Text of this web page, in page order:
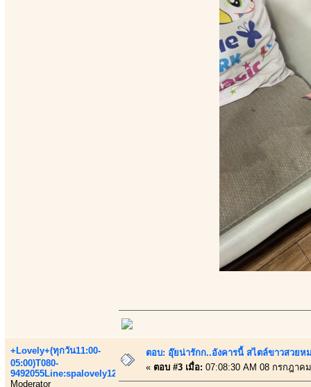
+Lovely+(ทุกวัน11:00-
05:00)T080-
9492055Line:spalovely123
Moderator
ตอบ: อุ๊ยน่ารักก..อังคารนี้ สไตล์ขาวสวยห
« ตอบ #3 เมื่อ: 07:08:30 AM 08 กรกฎาค